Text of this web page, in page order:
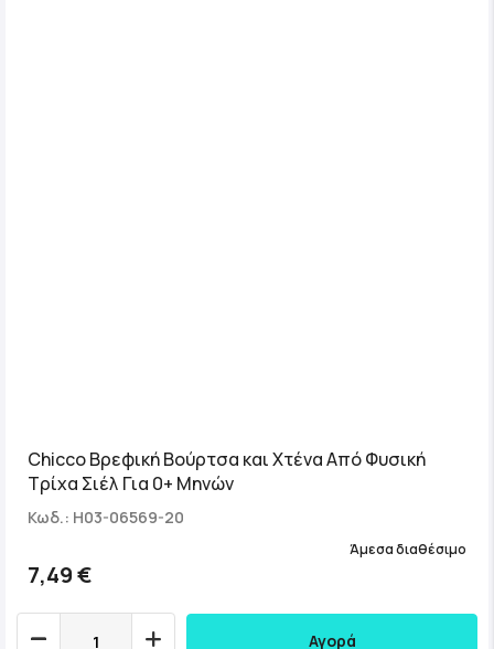
Chicco Βρεφική Βούρτσα και Χτένα Από Φυσική
Τρίχα Σιέλ Για 0+ Μηνών
Κωδ.: H03-06569-20
7,49 €
Άμεσα διαθέσιμο
Αγορά